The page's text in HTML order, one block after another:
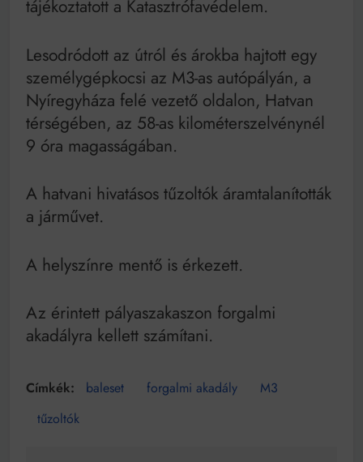
Mindenki a világot akarja uralni – de nem csak a 80-
as években
működik, ha jól van felújítva
tájékoztatott a Katasztrófavédelem.
Lesodródott az útról és árokba hajtott egy
személygépkocsi az M3-as autópályán, a
Nyíregyháza felé vezető oldalon, Hatvan
térségében, az 58-as kilométerszelvénynél
9 óra magasságában.
A hatvani hivatásos tűzoltók áramtalanították
a járművet.
A helyszínre mentő is érkezett.
Az érintett pályaszakaszon forgalmi
akadályra kellett számítani.
baleset forgalmi akadály
M3
tűzoltók